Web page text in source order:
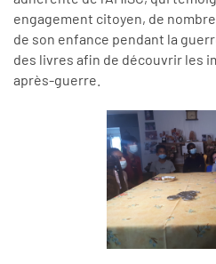
engagement citoyen, de
de son enfance pendant la
des livres afin de découvrir les
après-guerre.